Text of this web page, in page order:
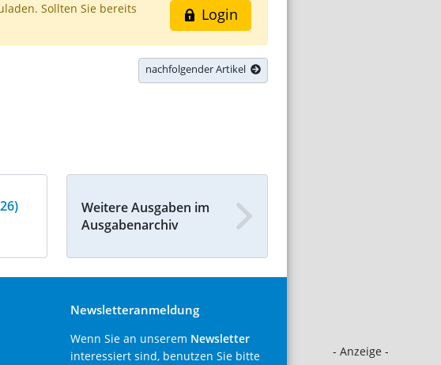
- Anzeige -
Login
Sollten Sie bereits
nachfolgender Artikel
Weitere Ausgaben im
Ausgabenarchiv
Newsletteranmeldung
Wenn Sie an unserem Newsletter
interessiert sind, benutzen Sie bitte